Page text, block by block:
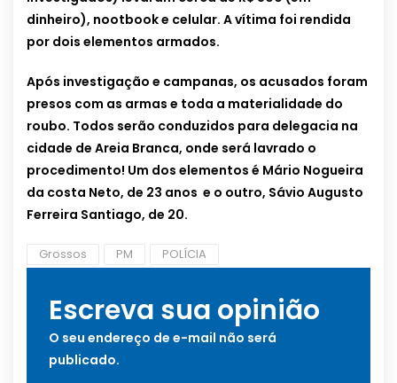
dinheiro), nootbook e celular. A vítima foi rendida
por dois elementos armados.
Após investigação e campanas, os acusados foram
presos com as armas e toda a materialidade do
roubo. Todos serão conduzidos para delegacia na
cidade de Areia Branca, onde será lavrado o
procedimento! Um dos elementos é Mário Nogueira
da costa Neto, de 23 anos e o outro, Sávio Augusto
Ferreira Santiago, de 20.
Grossos PM POLÍCIA
Escreva sua opinião
O seu endereço de e-mail não será
publicado.